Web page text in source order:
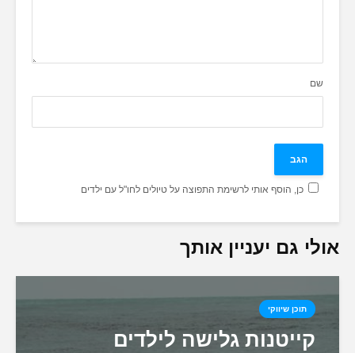
שם
כן, הוסף אותי לרשימת התפוצה על טיולים לחו"ל עם ילדים
אולי גם יעניין אותך
תוכן שיווקי
קייטנות גלישה לילדים